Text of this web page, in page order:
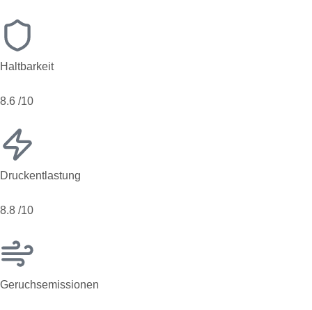
Haltbarkeit
8.6 /10
Druckentlastung
8.8 /10
Geruchsemissionen